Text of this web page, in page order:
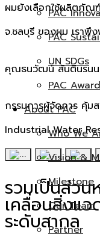
PAC
PAC
UN SDGs
PAC
About PAC
Who We
Vision &
Milestone
Our Team
Partner
ผมยังเลือกใช้ผลิตภัณ
จ.ชลบุรี ของผม เราพึ
คุณธนวัฒน์ สันตินรน
กรรมการผู้จัดการ คุ้มส
Industrial Water
รวมเป็นส่ว
เคลื่อนสิ่งแ
ระดับสากล